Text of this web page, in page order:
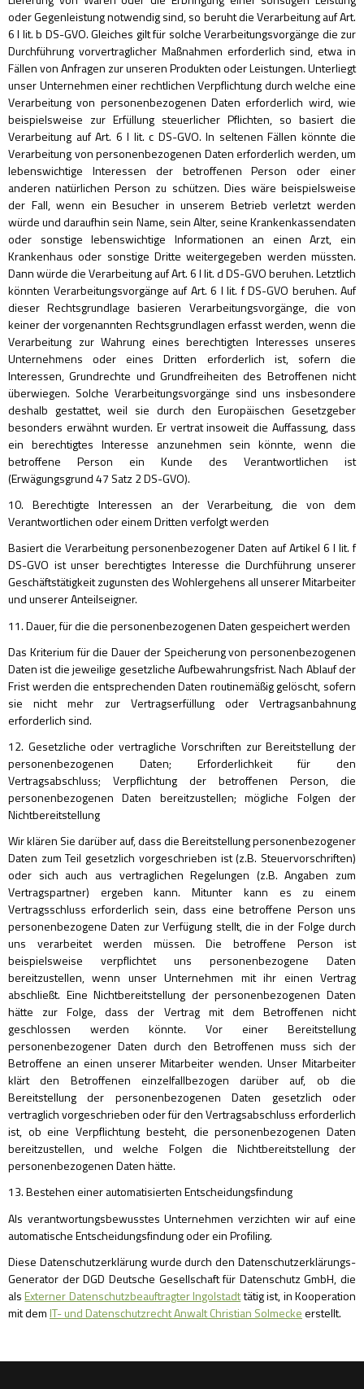
oder Gegenleistung notwendig sind, so beruht die Verarbeitung auf Art.
6 I lit. b DS-GVO. Gleiches gilt für solche Verarbeitungsvorgänge die zur
Durchführung vorvertraglicher Maßnahmen erforderlich sind, etwa in
Fällen von Anfragen zur unseren Produkten oder Leistungen. Unterliegt
unser Unternehmen einer rechtlichen Verpflichtung durch welche eine
Verarbeitung von personenbezogenen Daten erforderlich wird, wie
beispielsweise zur Erfüllung steuerlicher Pflichten, so basiert die
Verarbeitung auf Art. 6 I lit. c DS-GVO. In seltenen Fällen könnte die
Verarbeitung von personenbezogenen Daten erforderlich werden, um
lebenswichtige Interessen der betroffenen Person oder einer
anderen natürlichen Person zu schützen. Dies wäre beispielsweise
der Fall, wenn ein Besucher in unserem Betrieb verletzt werden
würde und daraufhin sein Name, sein Alter, seine Krankenkassendaten
oder sonstige lebenswichtige Informationen an einen Arzt, ein
Krankenhaus oder sonstige Dritte weitergegeben werden müssten.
Dann würde die Verarbeitung auf Art. 6 I lit. d DS-GVO beruhen. Letztlich
könnten Verarbeitungsvorgänge auf Art. 6 I lit. f DS-GVO beruhen. Auf
dieser Rechtsgrundlage basieren Verarbeitungsvorgänge, die von
keiner der vorgenannten Rechtsgrundlagen erfasst werden, wenn die
Verarbeitung zur Wahrung eines berechtigten Interesses unseres
Unternehmens oder eines Dritten erforderlich ist, sofern die
Interessen, Grundrechte und Grundfreiheiten des Betroffenen nicht
überwiegen. Solche Verarbeitungsvorgänge sind uns insbesondere
deshalb gestattet, weil sie durch den Europäischen Gesetzgeber
besonders erwähnt wurden. Er vertrat insoweit die Auffassung, dass
ein berechtigtes Interesse anzunehmen sein könnte, wenn die
betroffene Person ein Kunde des Verantwortlichen ist
(Erwägungsgrund 47 Satz 2 DS-GVO).
10. Berechtigte Interessen an der Verarbeitung, die von dem
Verantwortlichen oder einem Dritten verfolgt werden
Basiert die Verarbeitung personenbezogener Daten auf Artikel 6 I lit. f
DS-GVO ist unser berechtigtes Interesse die Durchführung unserer
Geschäftstätigkeit zugunsten des Wohlergehens all unserer Mitarbeiter
und unserer Anteilseigner.
11. Dauer, für die die personenbezogenen Daten gespeichert werden
Das Kriterium für die Dauer der Speicherung von personenbezogenen
Daten ist die jeweilige gesetzliche Aufbewahrungsfrist. Nach Ablauf der
Frist werden die entsprechenden Daten routinemäßig gelöscht, sofern
sie nicht mehr zur Vertragserfüllung oder Vertragsanbahnung
erforderlich sind.
12. Gesetzliche oder vertragliche Vorschriften zur Bereitstellung der
personenbezogenen Daten; Erforderlichkeit für den
Vertragsabschluss; Verpflichtung der betroffenen Person, die
personenbezogenen Daten bereitzustellen; mögliche Folgen der
Nichtbereitstellung
Wir klären Sie darüber auf, dass die Bereitstellung personenbezogener
Daten zum Teil gesetzlich vorgeschrieben ist (z.B. Steuervorschriften)
oder sich auch aus vertraglichen Regelungen (z.B. Angaben zum
Vertragspartner) ergeben kann. Mitunter kann es zu einem
Vertragsschluss erforderlich sein, dass eine betroffene Person uns
personenbezogene Daten zur Verfügung stellt, die in der Folge durch
uns verarbeitet werden müssen. Die betroffene Person ist
beispielsweise verpflichtet uns personenbezogene Daten
bereitzustellen, wenn unser Unternehmen mit ihr einen Vertrag
abschließt. Eine Nichtbereitstellung der personenbezogenen Daten
hätte zur Folge, dass der Vertrag mit dem Betroffenen nicht
geschlossen werden könnte. Vor einer Bereitstellung
personenbezogener Daten durch den Betroffenen muss sich der
Betroffene an einen unserer Mitarbeiter wenden. Unser Mitarbeiter
klärt den Betroffenen einzelfallbezogen darüber auf, ob die
Bereitstellung der personenbezogenen Daten gesetzlich oder
vertraglich vorgeschrieben oder für den Vertragsabschluss erforderlich
ist, ob eine Verpflichtung besteht, die personenbezogenen Daten
bereitzustellen, und welche Folgen die Nichtbereitstellung der
personenbezogenen Daten hätte.
13. Bestehen einer automatisierten Entscheidungsfindung
Als verantwortungsbewusstes Unternehmen verzichten wir auf eine
automatische Entscheidungsfindung oder ein Profiling.
Diese Datenschutzerklärung wurde durch den Datenschutzerklärungs-
Generator der DGD Deutsche Gesellschaft für Datenschutz GmbH, die
als Externer Datenschutzbeauftragter Ingolstadttätig ist, in Kooperation
mit dem IT- und Datenschutzrecht Anwalt Christian Solmeckeerstellt.